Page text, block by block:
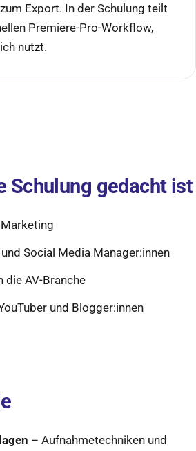
Export. In der Schulung teilt
Premiere-Pro-Workflow,
nutzt.
Schulung gedacht ist
Social Media Manager:innen
die AV-Branche
und Blogger:innen
– Aufnahmetechniken und